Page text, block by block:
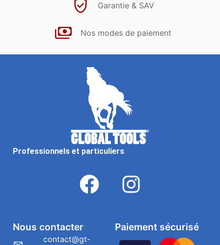
Garantie & SAV
Nos modes de paiement
Professionnels et particuliers
Paiement sécurisé
Nous contacter
contact@gt-